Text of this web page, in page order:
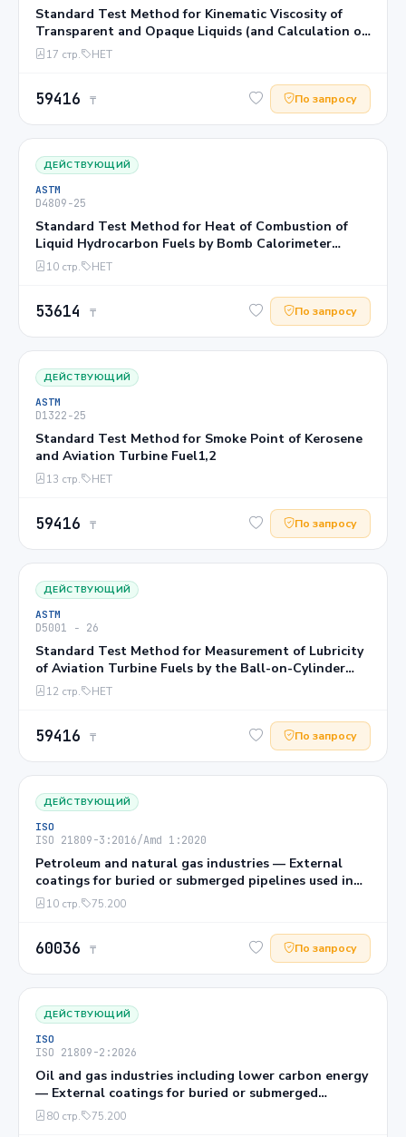
Standard Test Method for Kinematic Viscosity of
Transparent and Opaque Liquids (and Calculation of
Dynamic Viscosity)1
17 стр. НЕТ
59416 ₸ По запросу
ДЕЙСТВУЮЩИЙ
ASTM
D4809−25
Standard Test Method for Heat of Combustion of
Liquid Hydrocarbon Fuels by Bomb Calorimeter
(Precision Method)1
10 стр. НЕТ
53614 ₸ По запросу
ДЕЙСТВУЮЩИЙ
ASTM
D1322−25
Standard Test Method for Smoke Point of Kerosene
and Aviation Turbine Fuel1,2
13 стр. НЕТ
59416 ₸ По запросу
ДЕЙСТВУЮЩИЙ
ASTM
D5001 − 26
Standard Test Method for Measurement of Lubricity
of Aviation Turbine Fuels by the Ball-on-Cylinder
Lubricity Evaluator (BOCLE)1
12 стр. НЕТ
59416 ₸ По запросу
ДЕЙСТВУЮЩИЙ
ISO
ISO 21809-3:2016/Amd 1:2020
Petroleum and natural gas industries — External
coatings for buried or submerged pipelines used in
pipeline transportation systems — Part 3: Field joint
coatings AMENDMENT 1: Introduction of mesh-
10 стр. 75.200
60036 ₸ По запросу
ДЕЙСТВУЮЩИЙ
ISO
ISO 21809-2:2026
Oil and gas industries including lower carbon energy
— External coatings for buried or submerged
pipelines used in pipeline transportation systems —
Part 2: Single-layer fusion-bonded epoxy coatings
80 стр. 75.200